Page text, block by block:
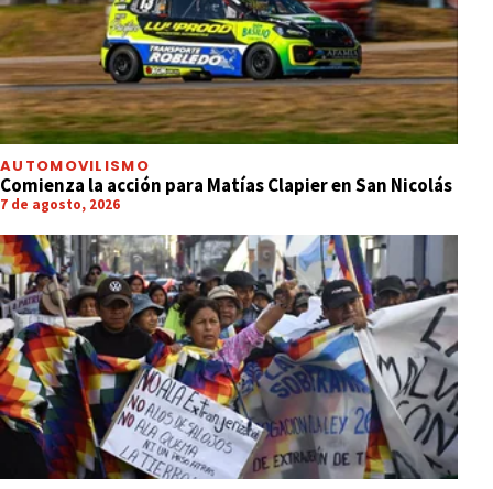
AUTOMOVILISMO
Comienza la acción para Matías Clapier en San Nicolás
7 de agosto, 2026